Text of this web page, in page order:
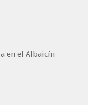
en el Albaicín